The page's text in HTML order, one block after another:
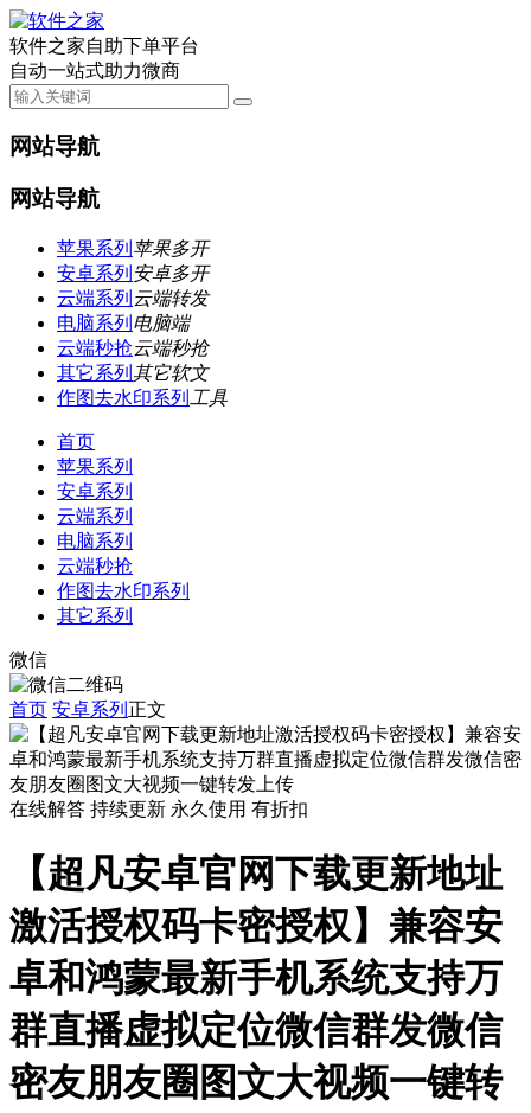
软件之家自助下单平台
自动一站式助力微商
网站导航
网站导航
苹果系列 苹果多开
安卓系列 安卓多开
云端系列 云端转发
电脑系列 电脑端
云端秒抢云端秒抢
其它系列 其它软文
作图去水印系列 工具
首页
苹果系列
安卓系列
云端系列
电脑系列
云端秒抢
作图去水印系列
其它系列
微信
首页 安卓系列 正文
在线解答 持续更新 永久使用 有折扣
【超凡安卓官网下载更新地址
激活授权码卡密授权】兼容安
卓和鸿蒙最新手机系统支持万
群直播虚拟定位微信群发微信
密友朋友圈图文大视频一键转